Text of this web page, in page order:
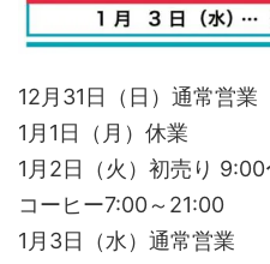
12月31日（日）通常営業
1月1日（月）休業
1月2日（火）初売り
コーヒー7:00～21:00
1月3日（水）通常営業